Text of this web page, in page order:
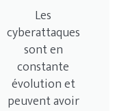
Les
cyberattaques
sont en
constante
évolution et
peuvent avoir